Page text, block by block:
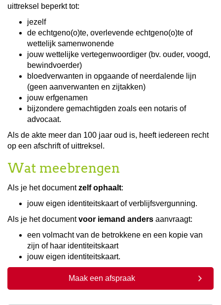
uittreksel beperkt tot:
jezelf
de echtgeno(o)te, overlevende echtgeno(o)te of
wettelijk samenwonende
jouw wettelijke vertegenwoordiger (bv. ouder, voogd,
bewindvoerder)
bloedverwanten in opgaande of neerdalende lijn
(geen aanverwanten en zijtakken)
jouw erfgenamen
bijzondere gemachtigden zoals een notaris of
advocaat.
Als de akte meer dan 100 jaar oud is, heeft iedereen recht
op een afschrift of uittreksel.
Wat meebrengen
Als je het documentzelf ophaalt:
jouw eigen identiteitskaart of verblijfsvergunning.
Als je het documentvoor iemand anders aanvraagt:
een volmacht van de betrokkene en een kopie van
zijn of haar identiteitskaart
jouw eigen identiteitskaart.